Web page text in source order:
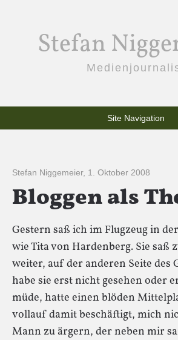
Stefan
Site Navigation
Stefan Niggemeier, 1. Oktober 2008
Bloggen als
Gestern saß ich im Flugzeug in
wie Tita von Hardenberg. Sie saß
weiter, auf der anderen Seite des
habe sie erst nicht gesehen oder
müde, hatte einen blöden
vollauf damit beschäftigt, mich
Mann zu ärgern, der neben mir